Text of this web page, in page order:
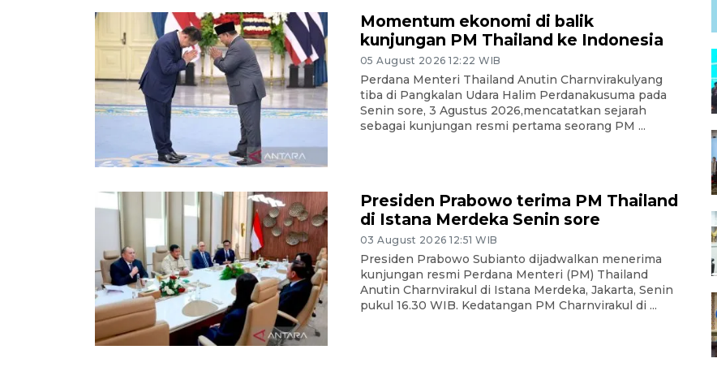
Momentum ekonomi di balik
kunjungan PM Thailand ke Indonesia
05 August 2026 12:22 WIB
Perdana Menteri Thailand Anutin Charnvirakulyang
tiba di Pangkalan Udara Halim Perdanakusuma pada
Senin sore, 3 Agustus 2026,mencatatkan sejarah
sebagai kunjungan resmi pertama seorang PM ...
Presiden Prabowo terima PM Thailand
di Istana Merdeka Senin sore
03 August 2026 12:51 WIB
Presiden Prabowo Subianto dijadwalkan menerima
kunjungan resmi Perdana Menteri (PM) Thailand
Anutin Charnvirakul di Istana Merdeka, Jakarta, Senin
pukul 16.30 WIB. Kedatangan PM Charnvirakul di ...